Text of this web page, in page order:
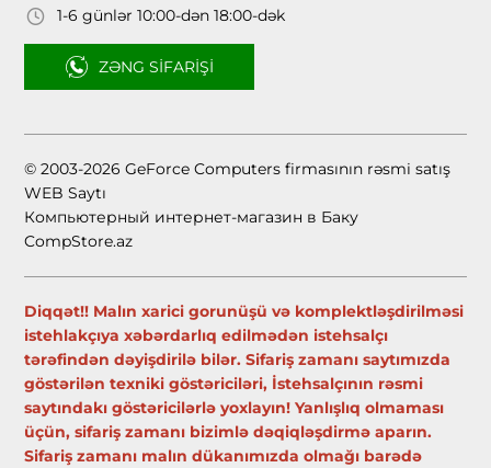
1-6 günlər 10:00-dən 18:00-dək
ZƏNG SIFARIŞI
© 2003-2026 GeForce Computers firmasının rəsmi satış
WEB Saytı
Компьютерный интернет-магазин в Баку
CompStore.az
Diqqət!! Malın xarici gorunüşü və komplektləşdirilməsi
istehlakçıya xəbərdarlıq edilmədən istehsalçı
tərəfindən dəyişdirilə bilər. Sifariş zamanı saytımızda
göstərilən texniki göstəriciləri, İstehsalçının rəsmi
saytındakı göstəricilərlə yoxlayın! Yanlışlıq olmaması
üçün, sifariş zamanı bizimlə dəqiqləşdirmə aparın.
Sifariş zamanı malın dükanımızda olmağı barədə